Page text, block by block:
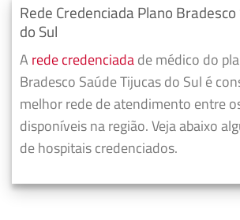
Rede Credenciada Plano
do Sul
A rede credenciadade médico do
Bradesco Saúde Tijucas do Sul é
melhor rede de atendimento entre
disponíveis na região. Veja abaixo
de hospitais credenciados.